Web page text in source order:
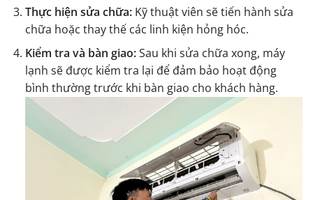
Thực hiện sửa chữa:Kỹ thuật viên sẽ tiến hành sửa
chữa hoặc thay thế các linh kiện hỏng hóc.
Kiểm tra và bàn giao:Sau khi sửa chữa xong, máy
lạnh sẽ được kiểm tra lại để đảm bảo hoạt động
bình thường trước khi bàn giao cho khách hàng.